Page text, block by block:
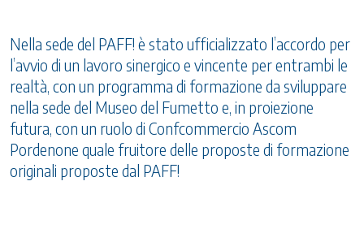
Nella sede del PAFF! è stato ufficializzato l’accordo per
l’avvio di un lavoro sinergico e vincente per entrambi le
realtà, con un programma di formazione da sviluppare
nella sede del Museo del Fumetto e, in proiezione
futura, con un ruolo di Confcommercio Ascom
Pordenone quale fruitore delle proposte di formazione
originali proposte dal PAFF!